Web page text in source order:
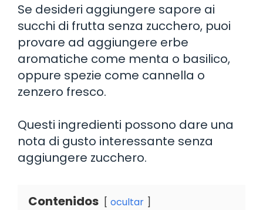
Se desideri aggiungere sapore ai
succhi di frutta senza zucchero, puoi
provare ad aggiungere erbe
aromatiche come menta o basilico,
oppure spezie come cannella o
zenzero fresco.
Questi ingredienti possono dare una
nota di gusto interessante senza
aggiungere zucchero.
Contenidos ocultar